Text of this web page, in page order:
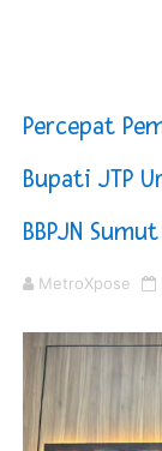
Saadiah
4 Dokter Asal
OKU Timur
Percepat
Bupati JTP
BBPJN Sumut
MetroXpose